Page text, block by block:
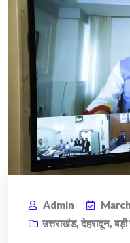
Admin
उत्तराखंड, देहरादून,